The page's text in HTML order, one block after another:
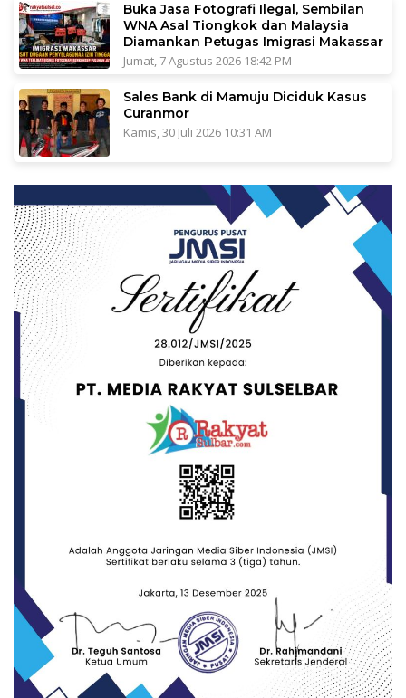
Buka Jasa Fotografi Ilegal, Sembilan
WNA Asal Tiongkok dan Malaysia
Diamankan Petugas Imigrasi Makassar
Jumat, 7 Agustus 2026 18:42 PM
Sales Bank di Mamuju Diciduk Kasus
Curanmor
Kamis, 30 Juli 2026 10:31 AM